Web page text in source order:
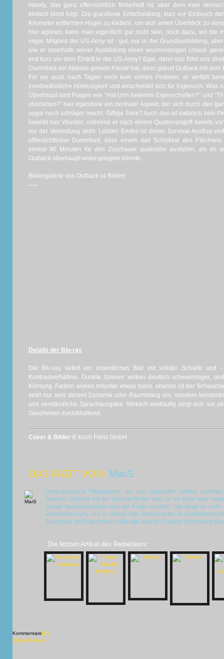
Handy, das ganz offensichtlich fehlerhaft ist, aber dem man
einfach blind folgt. Die grandiose Entscheidung, kurz vor Einbruch
Kilometer entfernten Hügel zu klettern, um sich einen Überblick zu
hier agieren, kann man eigentlich gar nicht sein, noch dazu, wo die
sogar Mitglied der US-Army ist - gut, nur in der Grundausbildung,
wie er innerhalb seiner Ausbildung einen wochenlangen Urlaub
erst kurz vor dem Eintritt in die US-Army? Egal, denn das führt uns
Dummheit der Akteure gerade Pause hat, dann glänzt Outback mit dem
Für sie auch nach Tagen noch kein echtes Problem, er verfällt
zombieähnliche Hirnlosigkeit und entscheidet sich für Eigenurin. Was
Überhaupt sind Fragen wie "Hat Urin heilende Eigenschaften?" und
überleben?" hier irgendwie ein zentraler Aspekt, der sich durch den
sogar noch schräger macht. Giftige Tiere? Auch das ist natürlich kein
bewirkt hier Wunder, während er nach einem Quallenangriff bereits
vor der Verendung steht. Letzten Endes ist dieser Survival-Ausflug
offensichtlicher Dummheit, dass einem das Schicksal des
einmal 90 Minuten für den Zuschauer qualvoller ausfallen, als es
Outback überhaupt widerspiegeln könnte.
Bildergalerie von Outback (4 Bilder)
Details der Blu-ray
Die Blu-ray liefert ein ordentliches Bild mit solider Schärfe und
Kontrastverhältnis. Dunkle Szenen wirken deutlich schwammiger,
Körnung. Farben wirken mitunter etwas blass, ebenso ist der
setzt nur sehr dezent Dynamik oder Raumklang ein, sondern
und verständliche Sprachausgabe. Wirklich weitläufig zeigt sich vor
Geschehen zurückhaltend.
Cover & Bilder © Koch Films GmbH
DAS FAZIT VON: MarS
Unsympathische Hauptfiguren, die sich unglaublich dämlich
Stolpern.Outback will ein Survival-Thriller sein, ist am Ende aber
einzige Spannungsbogen aus der Frage resultiert, wie lange es
überwinden kann, Urin zu trinken. Das Schicksal des im australischen
Zuschauer am Ende einfach völlig egal, was für Outback schlichtweg
Die letzten Artikel des Redakteurs:
Kommentare[X]
[X] schließen